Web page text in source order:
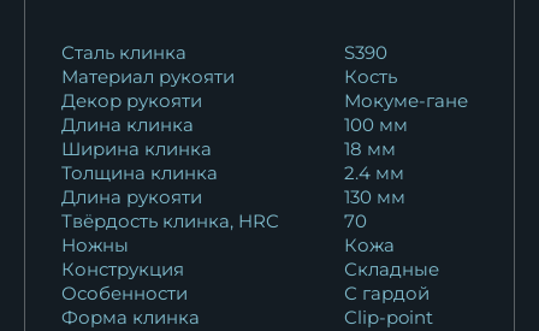
Сталь клинка
S390
Материал рукояти
Кость
Декор рукояти
Мокуме-гане
Длина клинка
100 мм
Ширина клинка
18 мм
Толщина клинка
2.4 мм
Длина рукояти
130 мм
Твёрдость клинка, HRC
70
Ножны
Кожа
Конструкция
Складные
Особенности
С гардой
Форма клинка
Clip-point